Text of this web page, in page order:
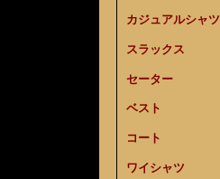
カジュアルシャツ
スラックス
セーター
ベスト
コート
ワイシャツ